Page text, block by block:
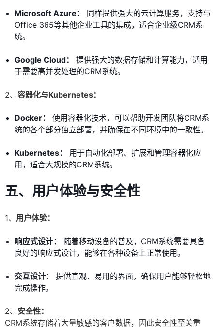
Microsoft Azure：
同样提供强大的云计算服务，支持与
Office 365等其他企业工具的集成，适合企业级CRM系
统。
Google Cloud：
提供强大的数据存储和计算能力，适用
于需要高并发处理的CRM系统。
2、 容器化与Kubernetes：
Docker：
使用容器化技术，可以帮助开发团队将CRM系
统的各个部分独立部署，并确保在不同环境中的一致性。
Kubernetes：
用于自动化部署、扩展和管理容器化应
用，适合大规模的CRM系统。
五、用户体验与安全性
1、 用户体验：
响应式设计：
随着移动设备的普及，CRM系统需要具备
良好的响应式设计，能够在各种设备上正常使用。
交互设计：
提供直观、易用的界面，确保用户能够轻松地
完成操作。
2、 安全性：
CRM系统存储着大量敏感的客户数据，因此安全性至关重